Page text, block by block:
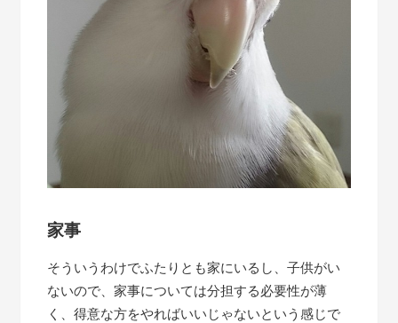
家事
そういうわけでふたりとも家にいるし、子供がい
ないので、家事については分担する必要性が薄
く、得意な方をやればいいじゃないという感じで